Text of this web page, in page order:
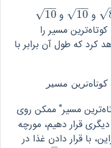
√
8 و 10
−−
√
10 و 10
−−
√
10
مسیر را
کرد که طول آن برابر با
کوتاهتر ین مسیر مسیر
مسیر" ممکن روی
قرار دهیم، مورچه
با قرار دادن غذا در